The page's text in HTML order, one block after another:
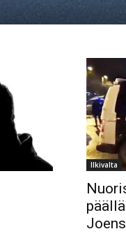
Ilkivalta